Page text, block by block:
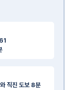
직진 도보 8분